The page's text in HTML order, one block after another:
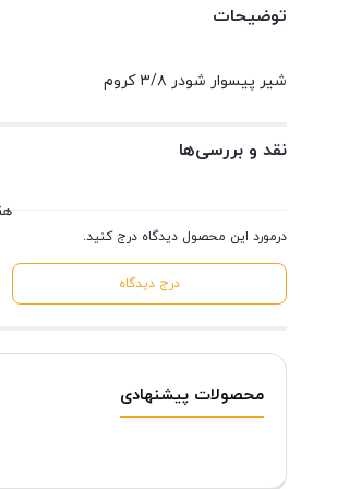
توضیحات
شیر پیسوار شودر ۳/۸ کروم
نقد و بررسی‌ها
درمورد این محصول دیدگاه درج کنید.
درج دیدگاه
محصولات پیشنهادی